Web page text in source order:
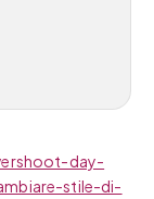
day-
stile-di-